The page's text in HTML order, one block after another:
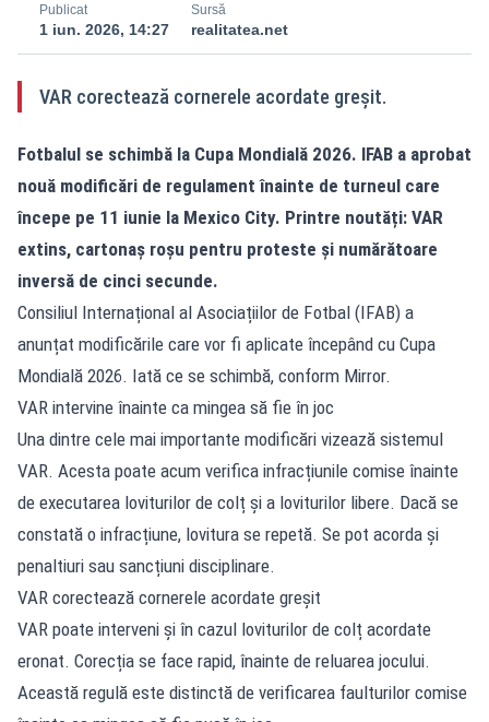
Publicat
1 iun. 2026, 14:27
Sursă
realitatea.net
VAR corectează cornerele acordate greșit.
Fotbalul se schimbă la Cupa Mondială 2026. IFAB a aprobat
nouă modificări de regulament înainte de turneul care
începe pe 11 iunie la Mexico City. Printre noutăți: VAR
extins, cartonaș roșu pentru proteste și numărătoare
inversă de cinci secunde.
Consiliul Internațional al Asociațiilor de Fotbal (IFAB) a
anunțat modificările care vor fi aplicate începând cu Cupa
Mondială 2026. Iată ce se schimbă, conform Mirror.
VAR intervine înainte ca mingea să fie în joc
Una dintre cele mai importante modificări vizează sistemul
VAR. Acesta poate acum verifica infracțiunile comise înainte
de executarea loviturilor de colț și a loviturilor libere. Dacă se
constată o infracțiune, lovitura se repetă. Se pot acorda și
penaltiuri sau sancțiuni disciplinare.
VAR corectează cornerele acordate greșit
VAR poate interveni și în cazul loviturilor de colț acordate
eronat. Corecția se face rapid, înainte de reluarea jocului.
Această regulă este distinctă de verificarea faulturilor comise